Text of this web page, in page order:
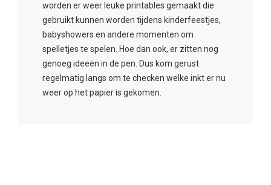
worden er weer leuke printables gemaakt die
gebruikt kunnen worden tijdens kinderfeestjes,
babyshowers en andere momenten om
spelletjes te spelen. Hoe dan ook, er zitten nog
genoeg ideeën in de pen. Dus kom gerust
regelmatig langs om te checken welke inkt er nu
weer op het papier is gekomen.